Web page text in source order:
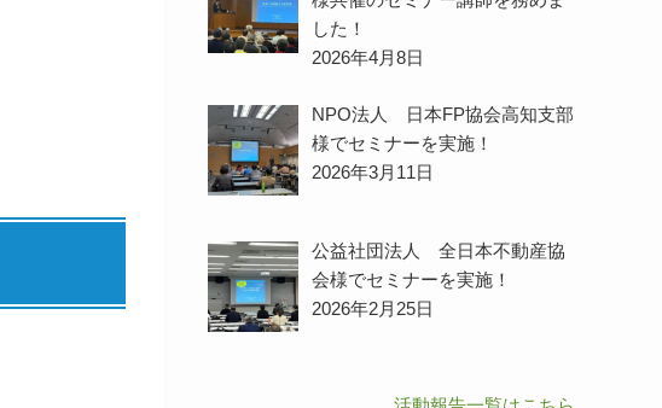
した！
2026年4月8日
NPO法人 日本FP協会高知支部
様でセミナーを実施！
2026年3月11日
公益社団法人 全日本不動産協
会様でセミナーを実施！
2026年2月25日